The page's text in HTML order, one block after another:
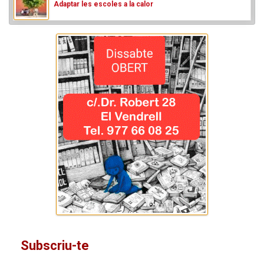
Adaptar les escoles a la calor
Subscriu-te